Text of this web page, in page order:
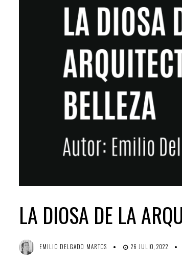
LA DIOSA DE LA
EMILIO DELGADO MARTOS 26 JULIO, 2022